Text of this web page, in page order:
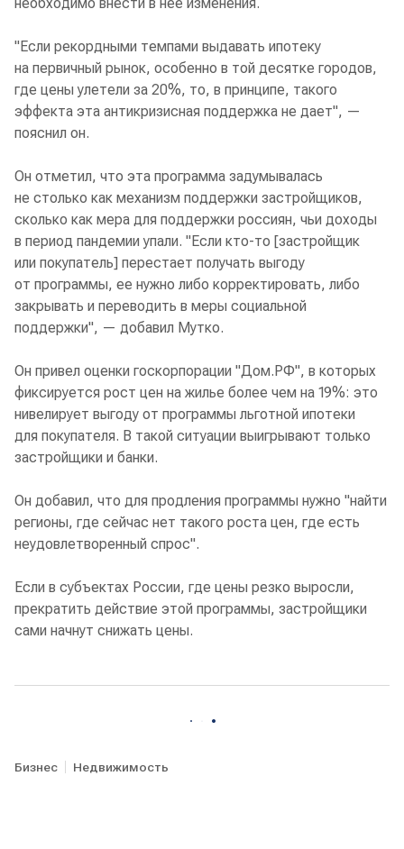
"Если рекордными темпами выдавать ипотеку
на первичный рынок, особенно в той десятке городов,
где цены улетели за 20%, то, в принципе, такого
эффекта эта антикризисная поддержка не дает", —
пояснил он.
Он отметил, что эта программа задумывалась
не столько как механизм поддержки застройщиков,
сколько как мера для поддержки россиян, чьи доходы
в период пандемии упали. "Если кто-то [застройщик
или покупатель] перестает получать выгоду
от программы, ее нужно либо корректировать, либо
закрывать и переводить в меры социальной
поддержки", — добавил Мутко.
Он привел оценки госкорпорации "Дом.РФ", в которых
фиксируется рост цен на жилье более чем на 19%: это
нивелирует выгоду от программы льготной ипотеки
для покупателя. В такой ситуации выигрывают только
застройщики и банки.
Он добавил, что для продления программы нужно "найти
регионы, где сейчас нет такого роста цен, где есть
неудовлетворенный спрос".
Если в субъектах России, где цены резко выросли,
прекратить действие этой программы, застройщики
сами начнут снижать цены.
Бизнес Недвижимость